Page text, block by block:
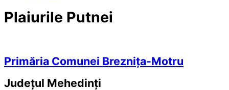
Plaiurile Putnei
Primăria Comunei Breznița-Motru
Județul Mehedinți